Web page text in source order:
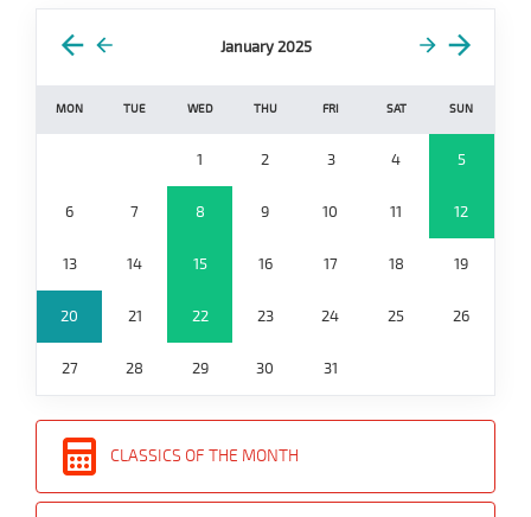
January 2025
MON TUE WED THU FRI SAT SUN
1 2 3 4 5
6 7 8 9 10 11 12
13 14 15 16 17 18 19
20 21 22 23 24 25 26
27 28 29 30 31
CLASSICS OF THE MONTH